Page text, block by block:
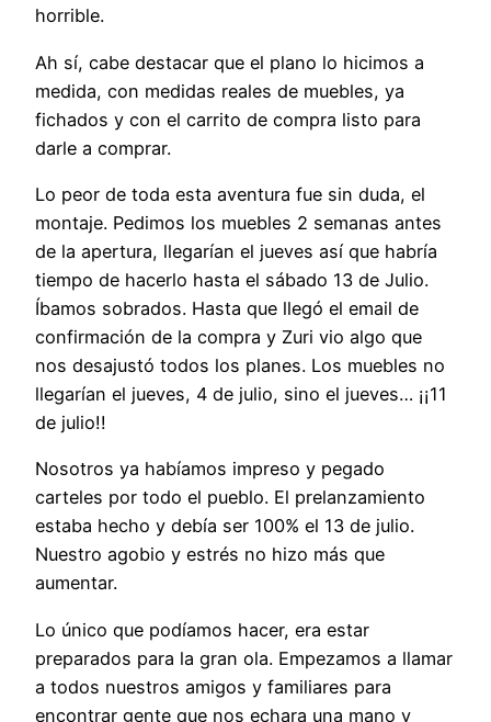
horrible.
Ah sí, cabe destacar que el plano lo hicimos a
medida, con medidas reales de muebles, ya
fichados y con el carrito de compra listo para
darle a comprar.
Lo peor de toda esta aventura fue sin duda, el
montaje. Pedimos los muebles 2 semanas antes
de la apertura, llegarían el jueves así que habría
tiempo de hacerlo hasta el sábado 13 de Julio.
Íbamos sobrados. Hasta que llegó el email de
confirmación de la compra y Zuri vio algo que
nos desajustó todos los planes. Los muebles no
llegarían el jueves, 4 de julio, sino el jueves… ¡¡11
de julio!!
Nosotros ya habíamos impreso y pegado
carteles por todo el pueblo. El prelanzamiento
estaba hecho y debía ser 100% el 13 de julio.
Nuestro agobio y estrés no hizo más que
aumentar.
Lo único que podíamos hacer, era estar
preparados para la gran ola. Empezamos a llamar
a todos nuestros amigos y familiares para
encontrar gente que nos echara una mano y